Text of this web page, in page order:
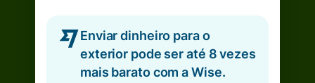
Enviar dinheiro para o
exterior pode ser até 8 vezes
mais barato com a Wise.